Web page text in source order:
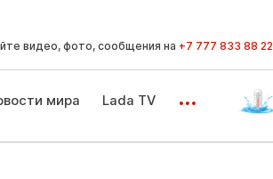
видео, фото, сообщения на +7 777 833 88 22
мира Lada TV ...